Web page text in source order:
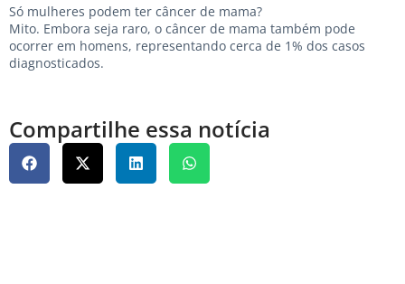
Só mulheres podem ter câncer de mama?
Mito. Embora seja raro, o câncer de mama também pode
ocorrer em homens, representando cerca de 1% dos casos
diagnosticados.
Compartilhe essa notícia